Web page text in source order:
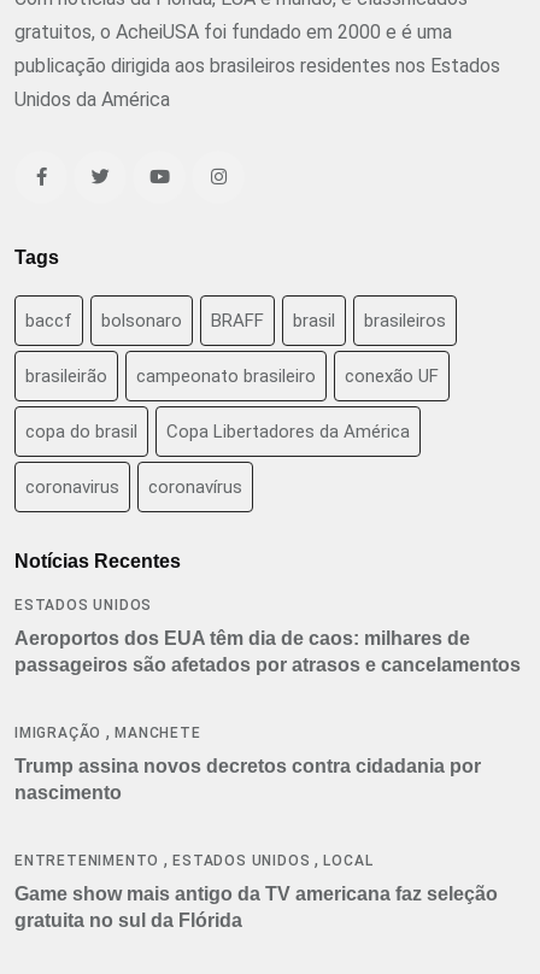
gratuitos, o AcheiUSA foi fundado em 2000 e é uma
publicação dirigida aos brasileiros residentes nos Estados
Unidos da América
Tags
baccf bolsonaro BRAFF brasil brasileiros
brasileirão campeonato brasileiro conexão UF
copa do brasil Copa Libertadores da América
coronavirus coronavírus
Notícias Recentes
ESTADOS UNIDOS
Aeroportos dos EUA têm dia de caos: milhares de
passageiros são afetados por atrasos e cancelamentos
IMIGRAÇÃO ,MANCHETE
Trump assina novos decretos contra cidadania por
nascimento
ENTRETENIMENTO ,ESTADOS UNIDOS ,LOCAL
Game show mais antigo da TV americana faz seleção
gratuita no sul da Flórida